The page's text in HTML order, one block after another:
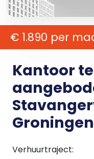
€ 1.890 per
Kantoor
Groningen
Verhuurtraject: